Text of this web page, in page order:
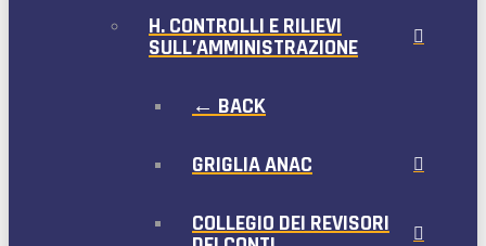
H. CONTROLLI E RILIEVI
SULL’AMMINISTRAZIONE
← BACK
GRIGLIA ANAC
COLLEGIO DEI REVISORI